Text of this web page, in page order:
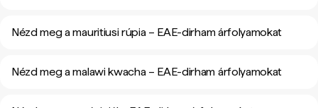
Nézd meg a mauritiusi rúpia – EAE-dirham árfolyamokat
Nézd meg a malawi kwacha – EAE-dirham árfolyamokat